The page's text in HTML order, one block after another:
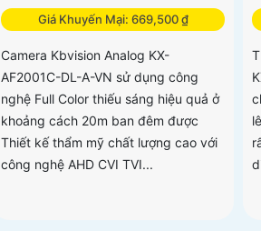
Giá Khuyến Mại: 669,500 ₫
Camera Kbvision Analog KX-
AF2001C-DL-A-VN sử dụng công
nghệ Full Color thiếu sáng hiệu quả ở
khoảng cách 20m ban đêm được
Thiết kế thẩm mỹ chất lượng cao với
công nghệ AHD CVI TVI...